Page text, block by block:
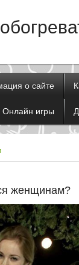
о сайте
Онлайн игры
женщинам?